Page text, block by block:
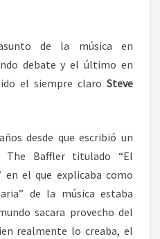
de la música en
debate y el último en
el siempre claro Steve
desde que escribió un
Baffler titulado “El
el que explicaba como
de la música estaba
sacara provecho del
realmente lo creaba, el